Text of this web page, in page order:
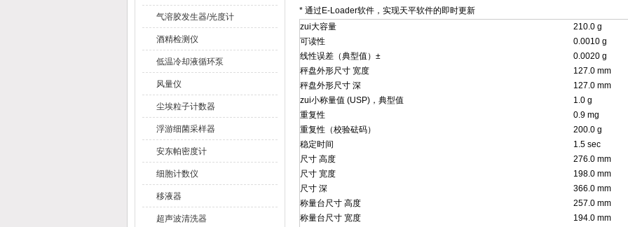
气溶胶发生器/光度计
酒精检测仪
低温冷却液循环泵
风量仪
尘埃粒子计数器
浮游细菌采样器
安东帕密度计
细胞计数仪
移液器
超声波清洗器
* 通过E-Loader软件，实现天平软件的即时更新
zui大容量
210.0 g
可读性
0.0010 g
线性误差（典型值）±
0.0020 g
秤盘外形尺寸 宽度
127.0 mm
秤盘外形尺寸 深
127.0 mm
zui小称量值 (USP)，典型值
1.0 g
重复性
0.9 mg
重复性（校验砝码）
200.0 g
稳定时间
1.5 sec
尺寸 高度
276.0 mm
尺寸 宽度
198.0 mm
尺寸 深
366.0 mm
称量台尺寸 高度
257.0 mm
称量台尺寸 宽度
194.0 mm